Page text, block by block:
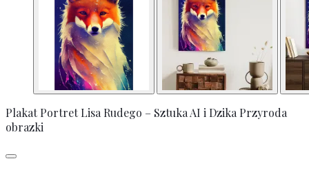
Plakat Portret Lisa Rudego – Sztuka AI i Dzika Przyroda
obrazki